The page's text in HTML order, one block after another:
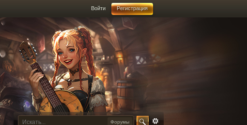
Войти Регистрация
Форумы